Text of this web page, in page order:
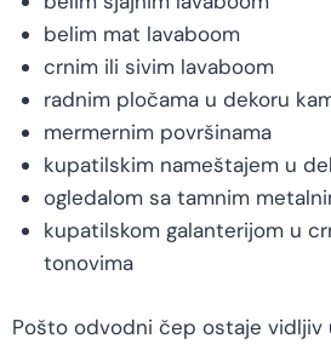
belim mat lavaboom
crnim ili sivim lavaboom
radnim pločama u dekoru
mermernim površinama
kupatilskim nameštajem u
ogledalom sa tamnim
kupatilskom galanterijom u
tonovima
Pošto odvodni čep ostaje vidljiv